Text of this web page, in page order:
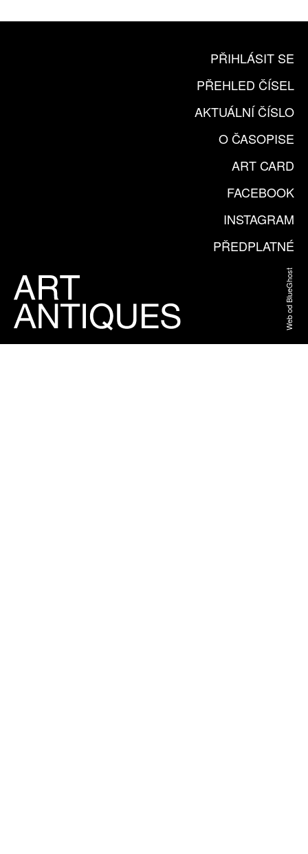
PŘIHLÁSIT SE
PŘEHLED ČÍSEL
AKTUÁLNÍ ČÍSLO
O ČASOPISE
ART CARD
FACEBOOK
INSTAGRAM
PŘEDPLATNÉ
Web od BlueGhost